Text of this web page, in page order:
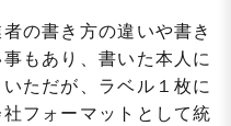
の書き方の違いや書き
もあり、書いた本人に
ただが、ラベル１枚に
フォーマットとして統